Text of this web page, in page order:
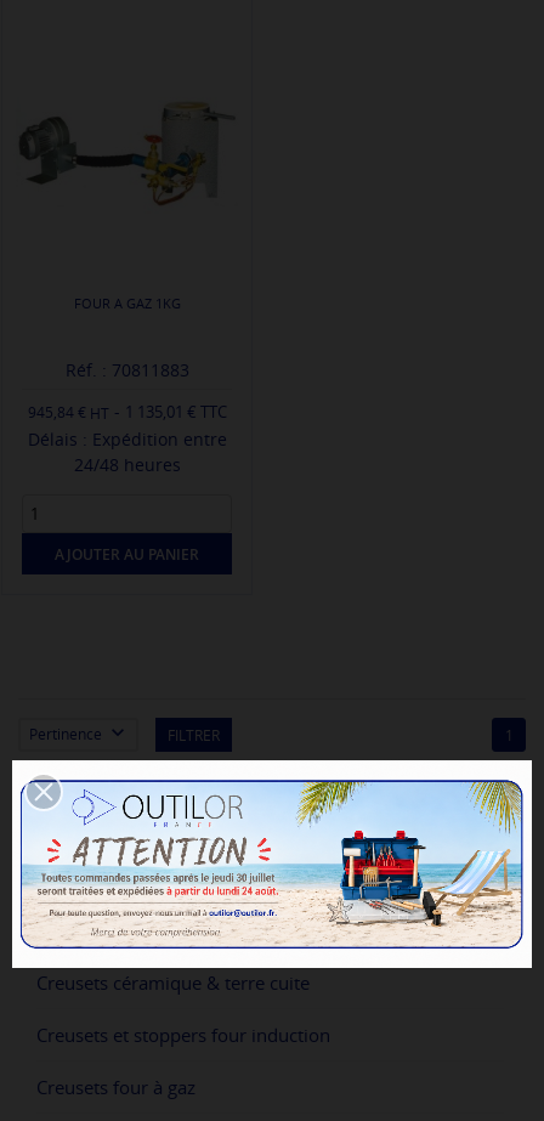
Fonte
Alliages / Grenaille
Creusets céramique & terre cuite
Creusets et stoppers four induction
Creusets four à gaz
FOUR A GAZ 1KG
Réf. : 70811883
945,84 € - 1 135,01 € TTC
Délais : Expédition entre
24/48 heures
AJOUTER AU PANIER
Pertinence  FILTRER 1